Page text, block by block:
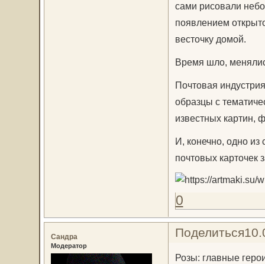
сами рисовали
появлением
весточку домой.
Время шло,
Почтовая
образцы с
известных картин,
И, конечно, одно
почтовых карточек
0
Поделиться
Сандра
Модератор
Розы: главные